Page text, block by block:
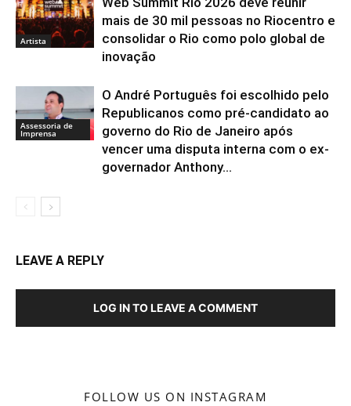
Artista
mais de 30 mil pessoas no Riocentro e
consolidar o Rio como polo global de
inovação
Assessoria de
Imprensa
O André Português foi escolhido pelo
Republicanos como pré-candidato ao
governo do Rio de Janeiro após
vencer uma disputa interna com o ex-
governador Anthony...
LEAVE A REPLY
LOG IN TO LEAVE A COMMENT
FOLLOW US ON INSTAGRAM